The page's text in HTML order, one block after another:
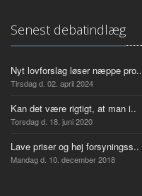
Senest debatindlæg
Nyt lovforslag løser næppe pro..
Tirsdag d. 02. april 2024
Kan det være rigtigt, at man i..
Torsdag d. 18. juni 2020
Lave priser og høj forsyningss..
Mandag d. 10. december 2018